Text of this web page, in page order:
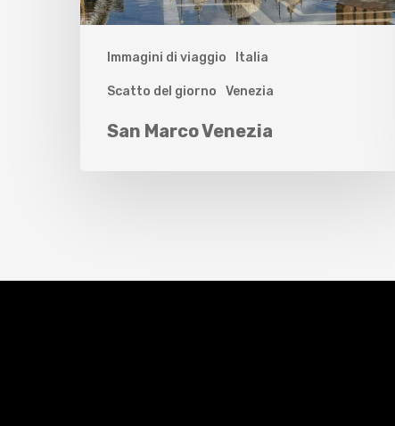
Immagini di viaggio Italia
Scatto del giorno Venezia
San Marco Venezia